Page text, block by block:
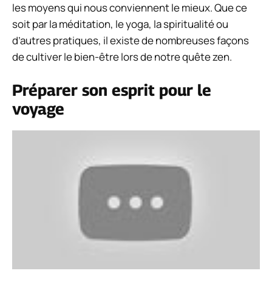
les moyens qui nous conviennent le mieux. Que ce
soit par la méditation, le yoga, la spiritualité ou
d’autres pratiques, il existe de nombreuses façons
de cultiver le bien-être lors de notre quête zen.
Préparer son esprit pour le
voyage